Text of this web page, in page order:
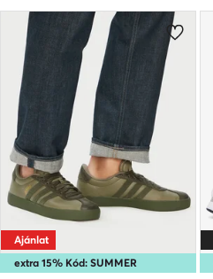
extra 15% Kód: SUMMER
Ajánlat